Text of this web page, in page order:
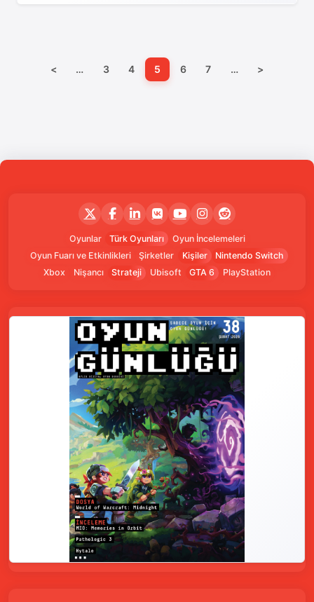
< … 3 4 5 6 7 … >
Oyunlar Türk Oyunları
Oyun İncelemeleri
Oyun Fuarı ve Etkinlikleri
Şirketler Kişiler
Nintendo Switch
Xbox
Nişancı Strateji Ubisoft GTA 6 PlayStation